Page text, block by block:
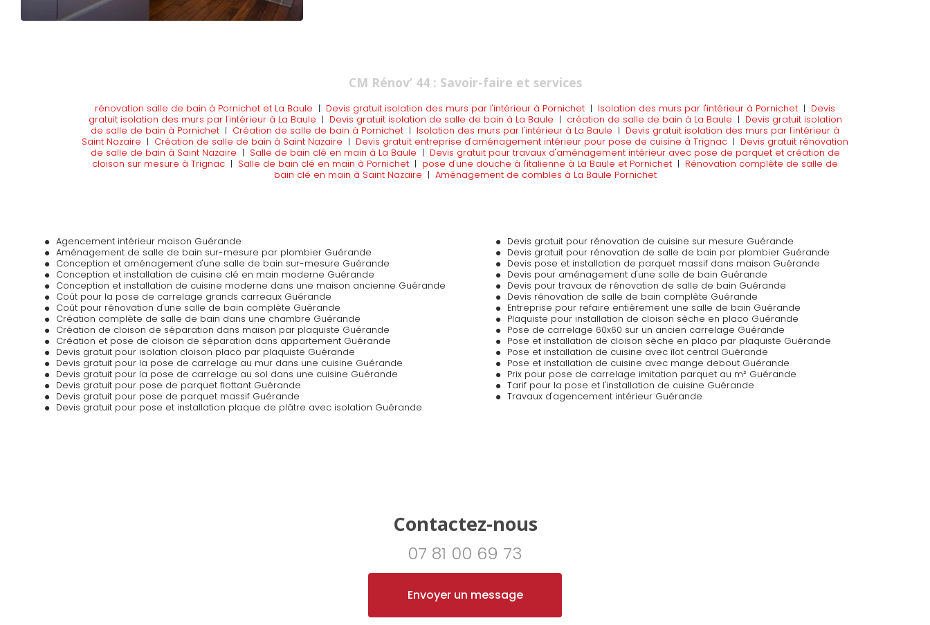
CM Rénov’ 44 : Savoir-faire et services
rénovation salle de bain à Pornichet et La Baule | Devis gratuit isolation des murs par l'intérieur à Pornichet | Isolation des murs par l'intérieur à Pornichet | Devis
gratuit isolation des murs par l'intérieur à La Baule | Devis gratuit isolation de salle de bain à La Baule | création de salle de bain à La Baule | Devis gratuit isolation
de salle de bain à Pornichet | Création de salle de bain à Pornichet | Isolation des murs par l'intérieur à La Baule | Devis gratuit isolation des murs par l'intérieur à
Saint Nazaire | Création de salle de bain à Saint Nazaire | Devis gratuit entreprise d'aménagement intérieur pour pose de cuisine à Trignac | Devis gratuit rénovation
de salle de bain à Saint Nazaire | Salle de bain clé en main à La Baule | Devis gratuit pour travaux d'aménagement intérieur avec pose de parquet et création de
cloison sur mesure à Trignac | Salle de bain clé en main à Pornichet | pose d'une douche à l'italienne à La Baule et Pornichet | Rénovation complète de salle de
bain clé en main à Saint Nazaire | Aménagement de combles à La Baule Pornichet
Agencement intérieur maison Guérande
Aménagement de salle de bain sur-mesure par plombier Guérande
Conception et aménagement d'une salle de bain sur-mesure Guérande
Conception et installation de cuisine clé en main moderne Guérande
Conception et installation de cuisine moderne dans une maison ancienne Guérande
Coût pour la pose de carrelage grands carreaux Guérande
Coût pour rénovation d'une salle de bain complète Guérande
Création complète de salle de bain dans une chambre Guérande
Création de cloison de séparation dans maison par plaquiste Guérande
Création et pose de cloison de séparation dans appartement Guérande
Devis gratuit pour isolation cloison placo par plaquiste Guérande
Devis gratuit pour la pose de carrelage au mur dans une cuisine Guérande
Devis gratuit pour la pose de carrelage au sol dans une cuisine Guérande
Devis gratuit pour pose de parquet flottant Guérande
Devis gratuit pour pose de parquet massif Guérande
Devis gratuit pour pose et installation plaque de plâtre avec isolation Guérande
Devis gratuit pour rénovation de cuisine sur mesure Guérande
Devis gratuit pour rénovation de salle de bain par plombier Guérande
Devis pose et installation de parquet massif dans maison Guérande
Devis pour aménagement d'une salle de bain Guérande
Devis pour travaux de rénovation de salle de bain Guérande
Devis rénovation de salle de bain complète Guérande
Entreprise pour refaire entièrement une salle de bain Guérande
Plaquiste pour installation de cloison sèche en placo Guérande
Pose de carrelage 60x60 sur un ancien carrelage Guérande
Pose et installation de cloison sèche en placo par plaquiste Guérande
Pose et installation de cuisine avec îlot central Guérande
Pose et installation de cuisine avec mange debout Guérande
Prix pour pose de carrelage imitation parquet au m² Guérande
Tarif pour la pose et l'installation de cuisine Guérande
Travaux d'agencement intérieur Guérande
Contactez-nous
07 81 00 69 73
Envoyer un message